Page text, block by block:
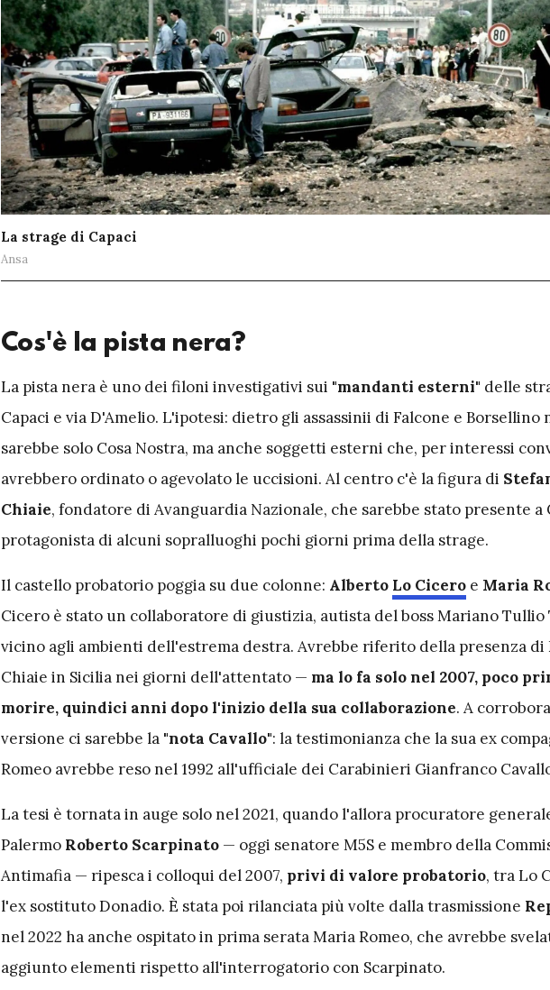
La strage di Capaci
Ansa
Cos'è la pista nera?
La pista nera è uno dei filoni investigativi sui "mandanti esterni" delle
Capaci e via D'Amelio. L'ipotesi: dietro gli assassinii di Falcone e Borsellino
sarebbe solo Cosa Nostra, ma anche soggetti esterni che, per interessi
avrebbero ordinato o agevolato le uccisioni. Al centro c'è la figura di
Chiaie, fondatore di Avanguardia Nazionale, che sarebbe stato presente a
protagonista di alcuni sopralluoghi pochi giorni prima della strage.
Il castello probatorio poggia su due colonne: Alberto Lo Cicero e Maria
Cicero è stato un collaboratore di giustizia, autista del boss Mariano Tullio
vicino agli ambienti dell'estrema destra. Avrebbe riferito della presenza di
Chiaie in Sicilia nei giorni dell'attentato — ma lo fa solo nel 2007, poco
morire, quindici anni dopo l'inizio della sua collaborazione. A
versione ci sarebbe la "nota Cavallo": la testimonianza che la sua ex
Romeo avrebbe reso nel 1992 all'ufficiale dei Carabinieri Gianfranco
La tesi è tornata in auge solo nel 2021, quando l'allora procuratore
Palermo Roberto Scarpinato — oggi senatore M5S e membro della
Antimafia — ripesca i colloqui del 2007, privi di valore probatorio, tra Lo
l'ex sostituto Donadio. È stata poi rilanciata più volte dalla trasmissione
nel 2022 ha anche ospitato in prima serata Maria Romeo, che avrebbe
aggiunto elementi rispetto all'interrogatorio con Scarpinato.